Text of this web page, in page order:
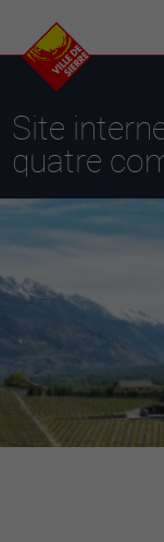
Site
quatre